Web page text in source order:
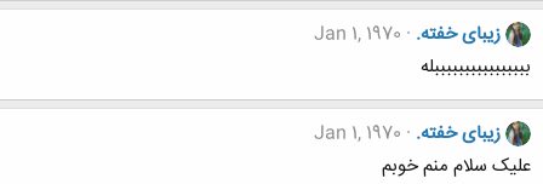
زیبای خفته. Jan 1, 1970
ببببببببببببببببله
زیبای خفته. Jan 1, 1970
علیک سلام منم خوبم